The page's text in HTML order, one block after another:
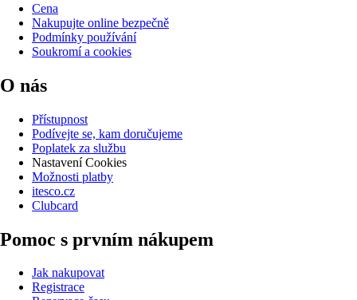
Cena
Nakupujte online bezpečně
Podmínky používání
Soukromí a cookies
O nás
Přístupnost
Podívejte se, kam doručujeme
Poplatek za službu
Nastavení Cookies
Možnosti platby
itesco.cz
Clubcard
Pomoc s prvním nákupem
Jak nakupovat
Registrace